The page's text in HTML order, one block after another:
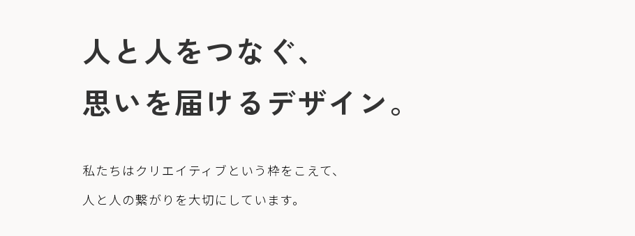
人と人をつなぐ、
思いを届けるデザイン。
私たちはクリエイティブという枠をこえて、
人と人の繋がりを大切にしています。